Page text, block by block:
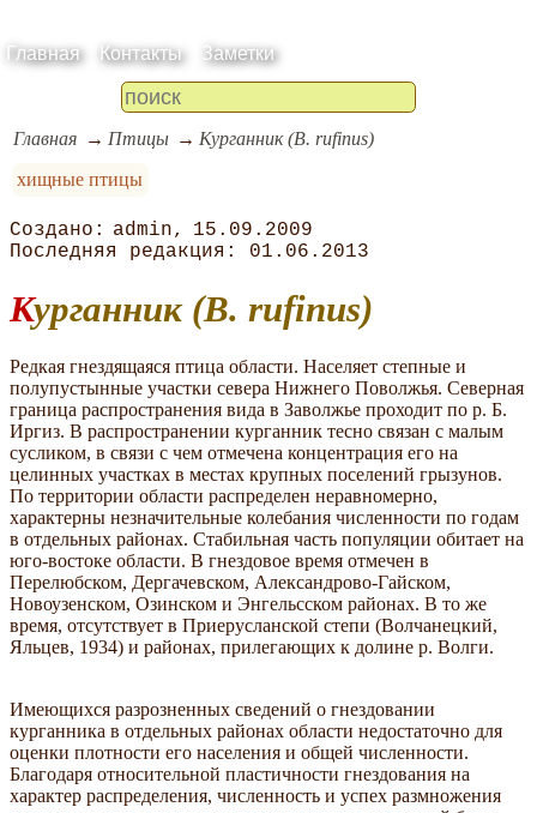
Главная Контакты Заметки
Главная Птицы
Курганник (B. rufinus)
хищные птицы
admin
15.09.2009
01.06.2013
Курганник (B. rufinus)
Редкая гнездящаяся птица области. Населяет степные и
полупустынные участки севера Нижнего Поволжья. Северная
граница распространения вида в Заволжье проходит по р. Б.
Иргиз. В распространении курганник тесно связан с малым
сусликом, в связи с чем отмечена концентрация его на
целинных участках в местах крупных поселений грызунов.
По территории области распределен неравномерно,
характерны незначительные колебания численности по годам
в отдельных районах. Стабильная часть популяции обитает на
юго-востоке области. В гнездовое время отмечен в
Перелюбском, Дергачевском, Александрово-Гайском,
Новоузенском, Озинском и Энгельсском районах. В то же
время, отсутствует в Приерусланской степи (Волчанецкий,
Яльцев, 1934) и районах, прилегающих к долине р. Волги.
Имеющихся разрозненных сведений о гнездовании
курганника в отдельных районах области недостаточно для
оценки плотности его населения и общей численности.
Благодаря относительной пластичности гнездования на
характер распределения, численность и успех размножения